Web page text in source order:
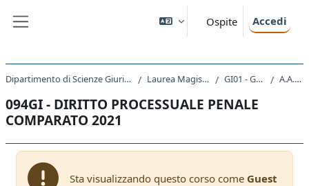
Ospite Accedi
Dipartimento di Scienze Giuridiche, del Linguaggio, dell`Interpretazione e della Traduzione Laurea Magistrale Ciclo Unico 5 anni GI01 - GIURISPRUDENZA A.A. 2021 - 2022
094GI - DIRITTO PROCESSUALE PENALE
COMPARATO 2021
Sta visualizzando questo corso come Guest